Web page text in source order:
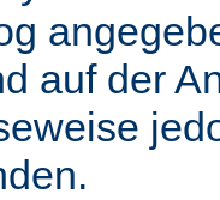
auf der